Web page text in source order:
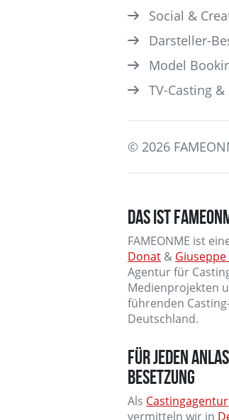
Social &
Darsteller­-
Model
TV-Casting
© 2026
DAS IST
FAMEONME ist
Donat &
Agentur für
Medienprojekten
führenden
Deutschland.
FÜR JEDEN
BESETZUNG
Als Castingagentur
vermitteln wir in